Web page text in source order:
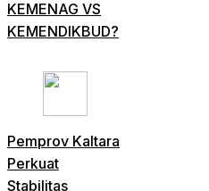
KEMENAG VS
KEMENDIKBUD?
Pemprov Kaltara
Perkuat
Stabilitas